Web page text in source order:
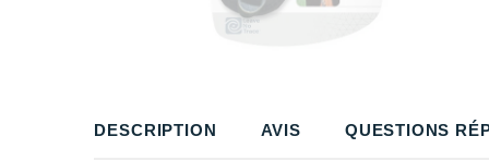
DESCRIPTION AVIS QUESTIONS